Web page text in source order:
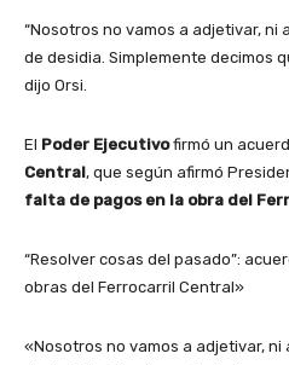
“Nosotros no vamos a adjetivar,
de desidia. Simplemente decimos
dijo Orsi.
El Poder Ejecutivofirmó un
Central, que según afirmó
falta de pagos en la obra del
“Resolver cosas del pasado”:
obras del Ferrocarril Central»
«Nosotros no vamos a adjetivar,